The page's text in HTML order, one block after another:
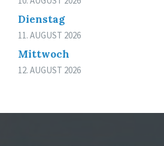
Dienstag
11. AUGUST 2026
Mittwoch
12. AUGUST 2026